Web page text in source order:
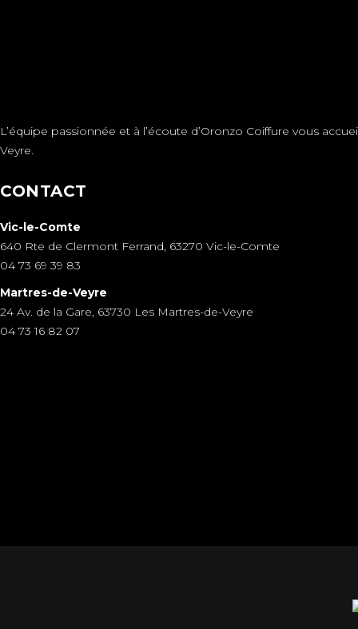
L’équipe passionnée et à l’écoute d’Oronzo Coiffure vous
Veyre.
CONTACT
Vic-le-Comte
640 Rte de Clermont Ferrand, 63270 Vic-le-Comte
04 73 69 39 83
Martres-de-Veyre
24 Av. de la Gare, 63730 Les Martres-de-Veyre
04 73 16 82 07